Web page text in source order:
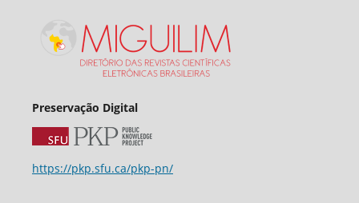
Preservação Digital
https://pkp.sfu.ca/pkp-pn/